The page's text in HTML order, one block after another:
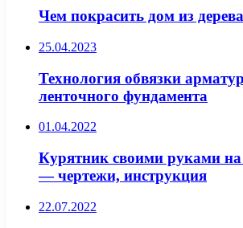
Чем покрасить дом из
25.04.2023
Технология обвязки
ленточного фундамента
01.04.2022
Курятник своими руками
— чертежи, инструкция
22.07.2022